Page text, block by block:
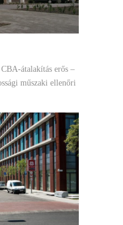
átalakítás erős –
műszaki ellenőri